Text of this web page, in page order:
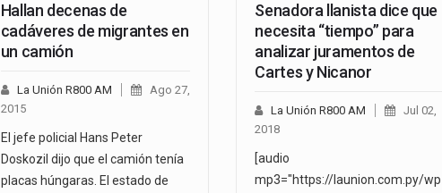
Hallan decenas de
cadáveres de migrantes en
un camión
La Unión R800 AM
Ago 27,
2015
El jefe policial Hans Peter
Doskozil dijo que el camión tenía
placas húngaras. El estado de
Senadora llanista dice que
necesita “tiempo” para
analizar juramentos de
Cartes y Nicanor
La Unión R800 AM
Jul 02,
2018
[audio
mp3="https://launion.com.py/wp